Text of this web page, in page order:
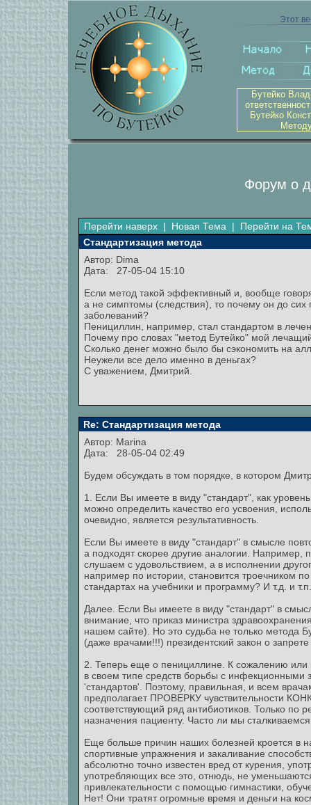
Этот
Бутейко
Бутейко
Форум о
Перейти наверх | Новая Тема | Перейти на
Стандартизация метода
Автор: Dima
Дата: 27-05-04 15:10
Если метод такой эффективный и, вообще
а не симптомы (следствия), то почему он до сих
заболеваний?
Пенициллин, например, стал стандартом в
Почему про словах "метод Бутейко" мой
Сколько денег можно было бы сэкономить на
Неужели все дело именно в деньгах?
С уважением, Дмитрий.
Re: Стандартизация метода
Автор: Marina
Дата: 28-05-04 02:49
Будем обсуждать в том порядке, в котором
1. Если Вы имеете в виду "стандарт", как
можно определить качество его усвоения,
очевидно, является результативность.
Если Вы имеете в виду "стандарт" в смысле
а подходят скорее другие аналогии.
слушаем с удовольствием, а в исполнении
например по истории, становится троечником
стандартах на учебники и программу? И т.д. и т.п.
Далее. Если Вы имеете в виду "стандарт" в
внимание, что приказ министра
нашем сайте). Но это судьба не только метода
(даже врачами!!!) президентский закон о
2. Теперь еще о пенициллине. К сожалению или
в своем типе средств борьбы с
'стандартов'. Поэтому, правильная, и всем
предполагает ПРОВЕРКУ чувствительности
соответствующий ряд антибиотиков. Только по
назначения пациенту. Часто ли мы
Еще больше причин наших болезней кроется в
спортивные упражнения и закаливание
абсолютно точно известен вред от курения,
употребляющих все это, отнюдь, не
привлекательности с помощью гимнастики,
Нет! Они тратят огромные время и деньги на